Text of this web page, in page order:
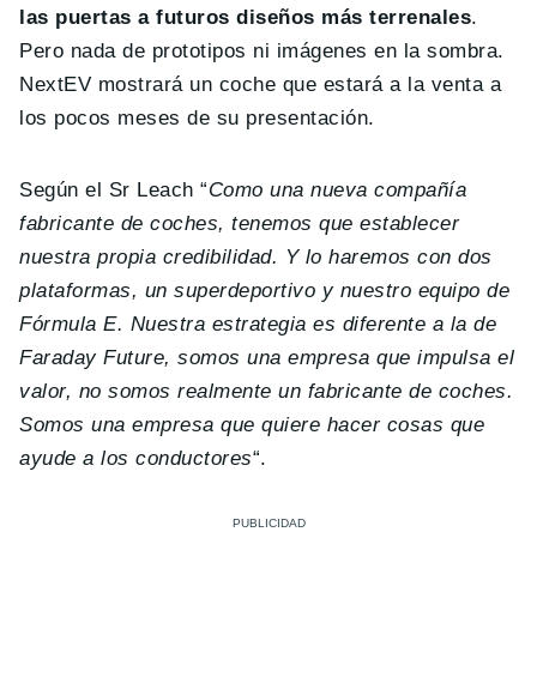
las puertas a futuros diseños más terrenales.
Pero nada de prototipos ni imágenes en la sombra.
NextEV mostrará un coche que estará a la venta a
los pocos meses de su presentación.
Según el Sr Leach “Como una nueva compañía
fabricante de coches, tenemos que establecer
nuestra propia credibilidad. Y lo haremos con dos
plataformas, un superdeportivo y nuestro equipo de
Fórmula E. Nuestra estrategia es diferente a la de
Faraday Future, somos una empresa que impulsa el
valor, no somos realmente un fabricante de coches.
Somos una empresa que quiere hacer cosas que
ayude a los conductores“.